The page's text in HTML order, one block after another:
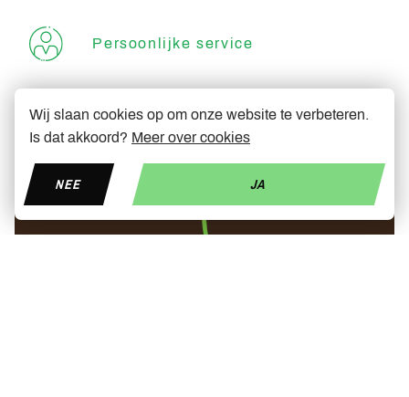
Persoonlijke service
Degelijk & snel
Wij slaan cookies op om onze website te verbeteren.
Is dat akkoord? Meer over cookies
NEE JA